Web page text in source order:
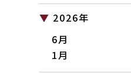
2026年
6月
1月